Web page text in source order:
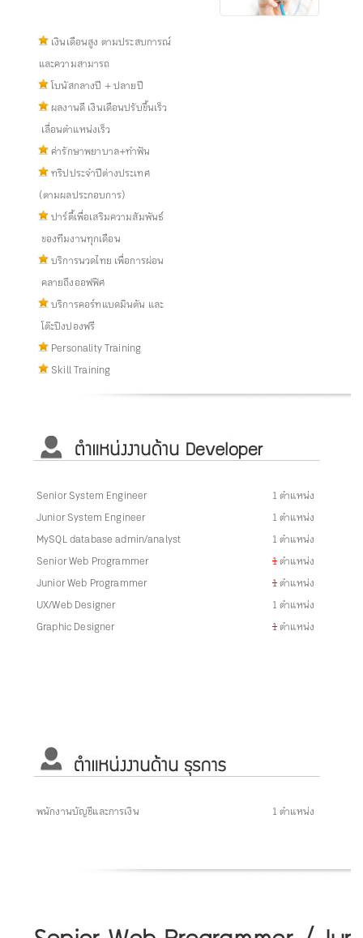
เงินเดือนสูง ตามประสบการณ์
และความสามารถ
โบนัสกลางปี + ปลายปี
ผลงานดี เงินเดือนปรับขึ้นเร็ว
เลื่อนตำแหน่งเร็ว
ค่ารักษาพยาบาล+ทำฟัน
ทริปประจำปีต่างประเทศ
(ตามผลประกอบการ)
ปาร์ตี้เพื่อเสริมความสัมพันธ์
ของทีมงานทุกเดือน
บริการนวดไทย เพื่อการผ่อน
คลายถึงออฟฟิศ
บริการคอร์ทแบดมินตัน และ
โต๊ะปิงปองฟรี
Personality Training
Skill Training
Senior System Engineer
Junior System Engineer
MySQL database admin/analyst
Senior Web Programmer
Junior Web Programmer
UX/Web Designer
Graphic Designer
1 ตำแหน่ง
1 ตำแหน่ง
1 ตำแหน่ง
1ตำแหน่ง
1ตำแหน่ง
1 ตำแหน่ง
1ตำแหน่ง
พนักงานบัญชีและการเงิน 1 ตำแหน่ง